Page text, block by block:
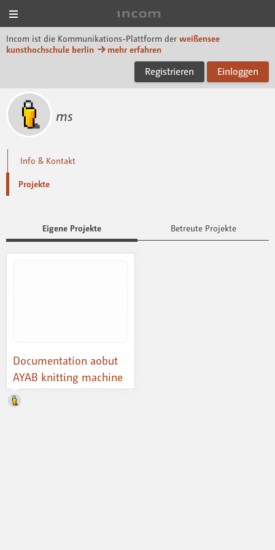
Incom ist die Kommunikations-Plattform der weißensee
kunsthochschule berlin
mehr erfahren
Registrieren Einloggen
ms
Info & Kontakt
Projekte
Eigene Projekte Betreute Projekte
Documentation aobut
AYAB knitting machine